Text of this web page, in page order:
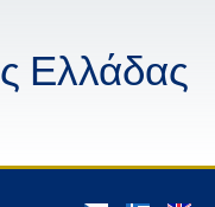
Ελλάδας